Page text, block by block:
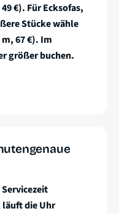
€). Für Ecksofas,
Stücke wähle
m, 67 €). Im
größer buchen.
die Uhr